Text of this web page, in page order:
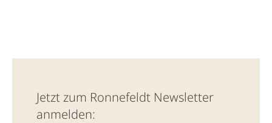
Jetzt zum Ronnefeldt Newsletter
anmelden: